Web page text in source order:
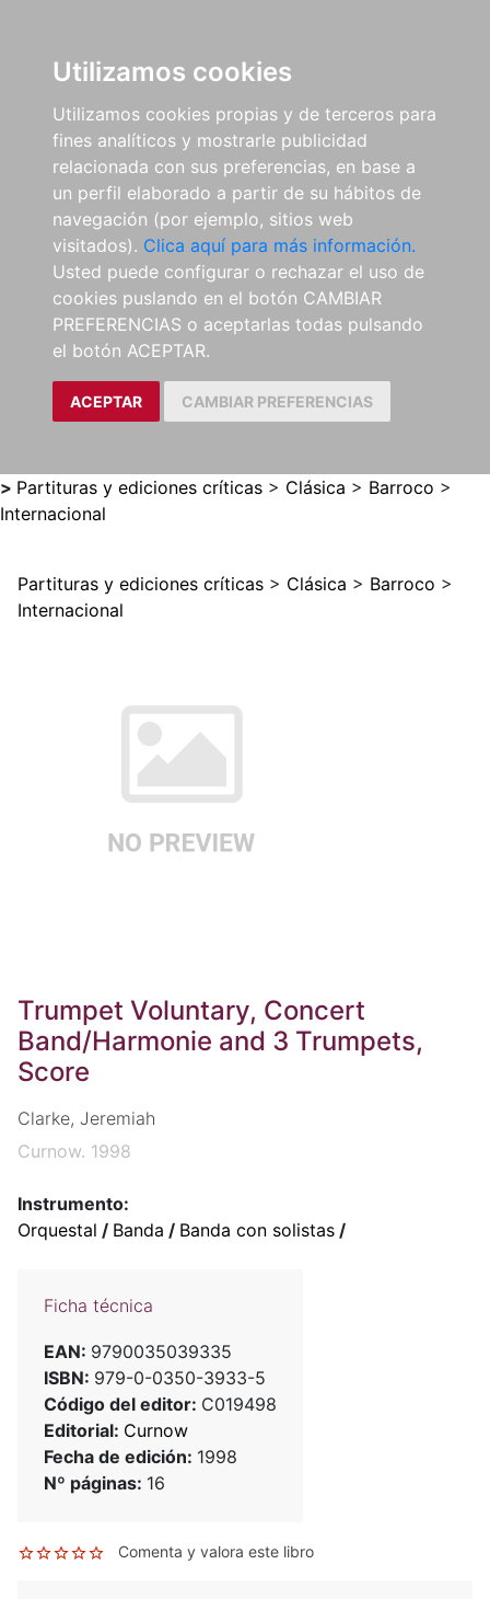
Utilizamos cookies
Utilizamos cookies propias y de terceros para
fines analíticos y mostrarle publicidad
relacionada con sus preferencias, en base a
un perfil elaborado a partir de su hábitos de
navegación (por ejemplo, sitios web
visitados). Clica aquí para más información.
Usted puede configurar o rechazar el uso de
cookies puslando en el botón CAMBIAR
PREFERENCIAS o aceptarlas todas pulsando
el botón ACEPTAR.
ACEPTAR CAMBIAR PREFERENCIAS
> Partituras y ediciones críticas > Clásica > Barroco >
Internacional
Partituras y ediciones críticas > Clásica > Barroco >
Internacional
Trumpet Voluntary, Concert
Band/Harmonie and 3 Trumpets,
Score
Clarke, Jeremiah
Curnow. 1998
Instrumento:
Orquestal / Banda / Banda con solistas /
Ficha técnica
EAN: 9790035039335
ISBN: 979-0-0350-3933-5
Código del editor: C019498
Editorial: Curnow
Fecha de edición: 1998
Nº páginas: 16
Comenta y valora este libro